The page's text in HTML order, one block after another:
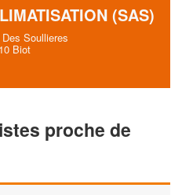
(SAS)
Soullieres
Biot
proche de